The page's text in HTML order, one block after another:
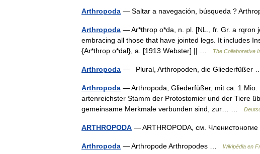
Arthropoda — Saltar a navegación, búsqueda ?
Arthropoda — Ar*throp o*da, n. pl. [NL., fr. Gr. a rqron
embracing all those that have jointed legs. It includes
{Ar*throp o*dal}, a. [1913 Webster] || …
The Collaborative
Arthropoda — Plural, Arthropoden, die Gliederfüßer
Arthropoda — Arthropoda, Gliederfüßer, mit ca. 1 Mio.
artenreichster Stamm der Protostomier und der Tiere
gemeinsame Merkmale verbunden sind, zur… …
ARTHROPODA — ARTHROPODA, см.
Arthropoda — Arthropode Arthropodes … Wikipédia en